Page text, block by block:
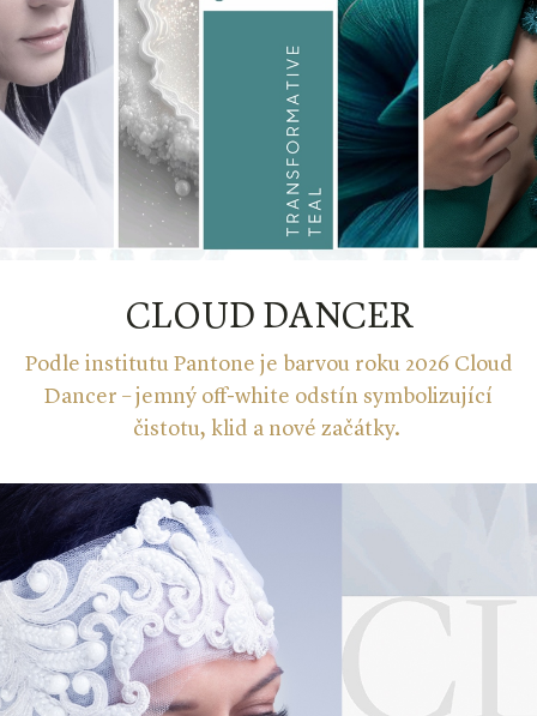
CLOUD DANCER
Podle institutu Pantone je barvou roku 2026 Cloud
Dancer – jemný off-white odstín symbolizující
čistotu, klid a nové začátky.